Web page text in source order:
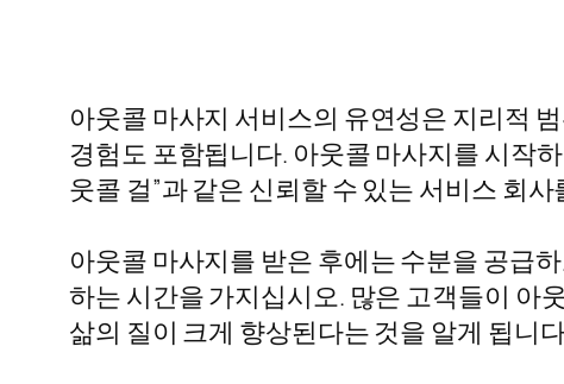
아웃콜 마사지 서비스의 유연성은 지리적
경험도 포함됩니다. 아웃콜 마사지를 시작
웃콜 걸”과 같은 신뢰할 수 있는 서비스 회
아웃콜 마사지를 받은 후에는 수분을 공급
하는 시간을 가지십시오. 많은 고객들이 아
삶의 질이 크게 향상된다는 것을 알게 됩니